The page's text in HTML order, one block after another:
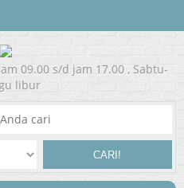
09.00 s/d jam 17.00 , Sabtu-
libur
CARI!